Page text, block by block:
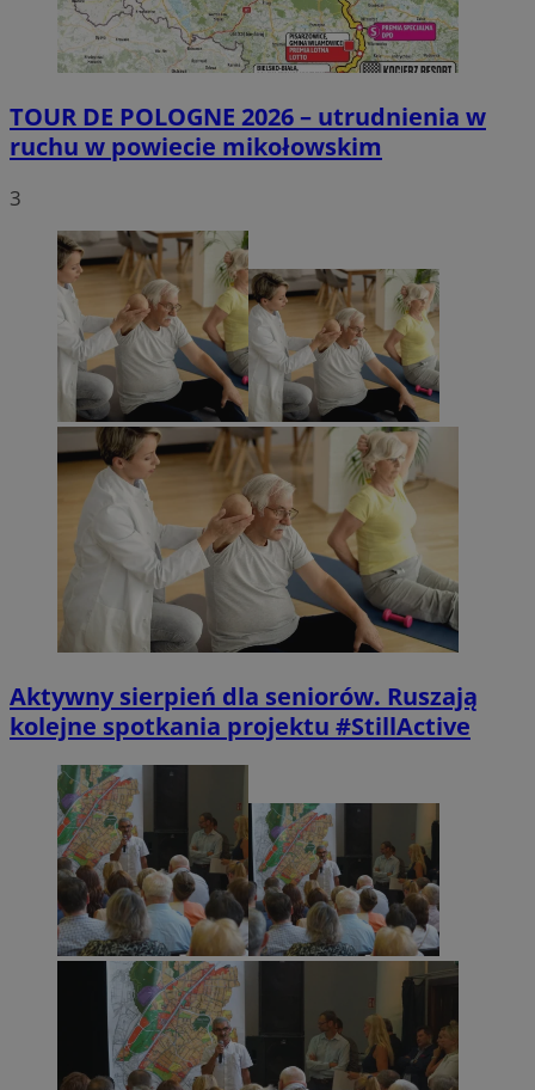
TOUR DE POLOGNE 2026 – utrudnienia w
ruchu w powiecie mikołowskim
3
Aktywny sierpień dla seniorów. Ruszają
kolejne spotkania projektu #StillActive